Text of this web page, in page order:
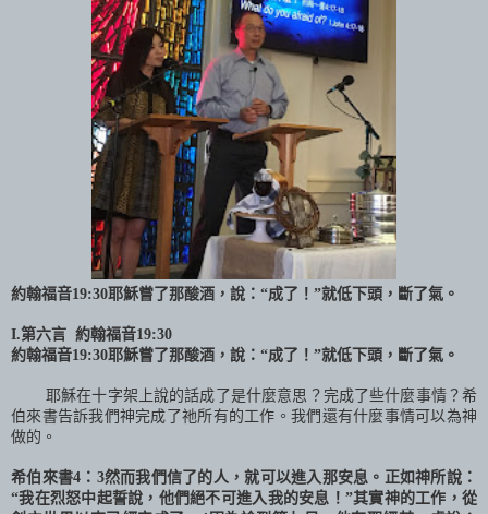
約翰福音19:30耶穌嘗了那酸酒，說：“成了！”就低下頭，斷了氣。
I.第六言 約翰福音19:30
約翰福音19:30耶穌嘗了那酸酒，說：“成了！”就低下頭，斷了氣。
耶穌在十字架上說的話成了是什麼意思？完成了些什麼事情？希
伯來書告訴我們神完成了祂所有的工作。我們還有什麼事情可以為神
做的。
希伯來書4 ： 3然而我們信了的人，就可以進入那安息。正如神所說：
“我在烈怒中起誓說，他們絕不可進入我的安息！”其實神的工作，從